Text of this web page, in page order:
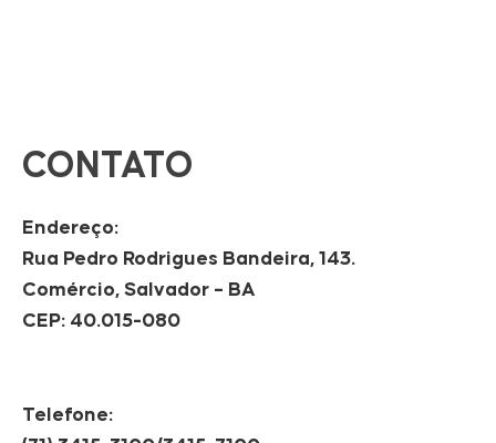
CONTATO
Endereço:
Rua Pedro Rodrigues Bandeira, 143.
Comércio, Salvador – BA
CEP: 40.015-080
Telefone: